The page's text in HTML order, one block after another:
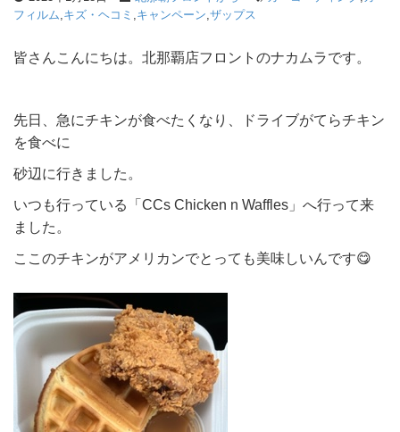
フィルム,キズ・ヘコミ ,キャンペーン,ザップス
皆さんこんにちは。北那覇店フロントのナカムラです。
先日、急にチキンが食べたくなり、ドライブがてらチキン
を食べに
砂辺に行きました。
いつも行っている「CCs Chicken n Waffles」へ行って来
ました。
ここのチキンがアメリカンでとっても美味しいんです😋